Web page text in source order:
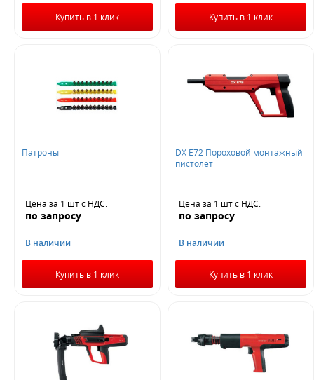
Купить в 1 клик Купить в 1 клик
Патроны
Цена за 1 штс НДС:
по запросу
В наличии
Купить в 1 клик
DX E72 Пороховой монтажный
пистолет
Цена за 1 штс НДС:
по запросу
В наличии
Купить в 1 клик